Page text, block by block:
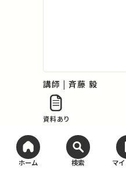
ホーム 検索 マ
講師 | 斉藤 毅
資料あり